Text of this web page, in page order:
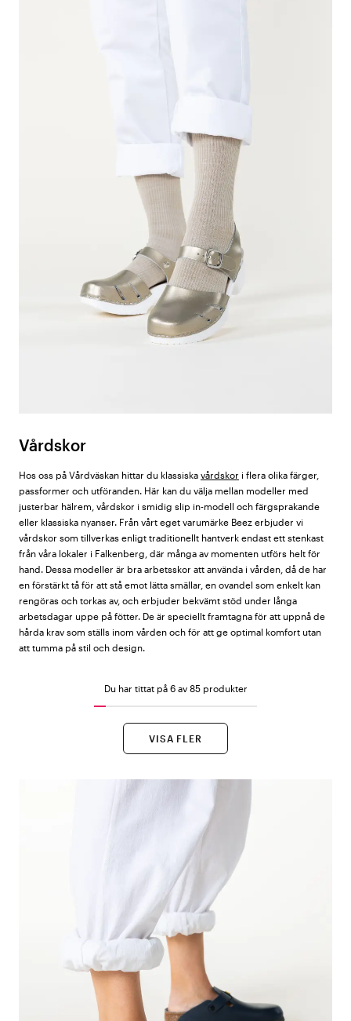
Vårdskor
Hos oss på Vårdväskan hittar du klassiska vårdskor i flera olika färger,
passformer och utföranden. Här kan du välja mellan modeller med
justerbar hälrem, vårdskor i smidig slip in-modell och färgsprakande
eller klassiska nyanser. Från vårt eget varumärke Beez erbjuder vi
vårdskor som tillverkas enligt traditionellt hantverk endast ett stenkast
från våra lokaler i Falkenberg, där många av momenten utförs helt för
hand. Dessa modeller är bra arbetsskor att använda i vården, då de har
en förstärkt tå för att stå emot lätta smällar, en ovandel som enkelt kan
rengöras och torkas av, och erbjuder bekvämt stöd under långa
arbetsdagar uppe på fötter. De är speciellt framtagna för att uppnå de
hårda krav som ställs inom vården och för att ge optimal komfort utan
att tumma på stil och design.
Du har tittat på 6 av 85 produkter
VISA FLER